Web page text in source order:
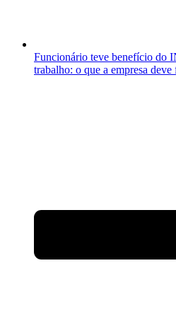
Funcionário teve benefício do
trabalho: o que a empresa deve